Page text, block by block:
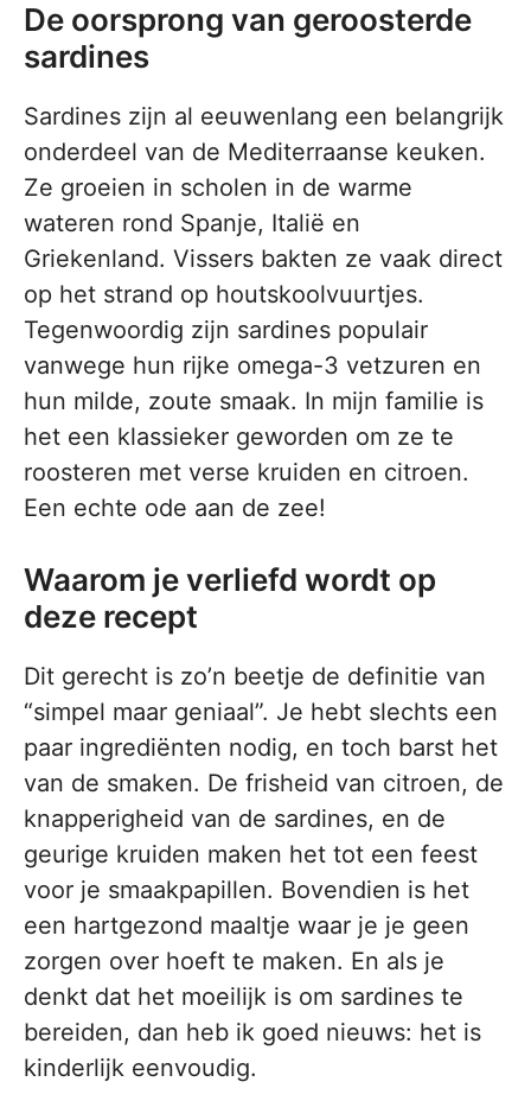
De oorsprong van geroosterde
sardines
Sardines zijn al eeuwenlang een belangrijk
onderdeel van de Mediterraanse keuken.
Ze groeien in scholen in de warme
wateren rond Spanje, Italië en
Griekenland. Vissers bakten ze vaak direct
op het strand op houtskoolvuurtjes.
Tegenwoordig zijn sardines populair
vanwege hun rijke omega-3 vetzuren en
hun milde, zoute smaak. In mijn familie is
het een klassieker geworden om ze te
roosteren met verse kruiden en citroen.
Een echte ode aan de zee!
Waarom je verliefd wordt op
deze recept
Dit gerecht is zo’n beetje de definitie van
“simpel maar geniaal”. Je hebt slechts een
paar ingrediënten nodig, en toch barst het
van de smaken. De frisheid van citroen, de
knapperigheid van de sardines, en de
geurige kruiden maken het tot een feest
voor je smaakpapillen. Bovendien is het
een hartgezond maaltje waar je je geen
zorgen over hoeft te maken. En als je
denkt dat het moeilijk is om sardines te
bereiden, dan heb ik goed nieuws: het is
kinderlijk eenvoudig.